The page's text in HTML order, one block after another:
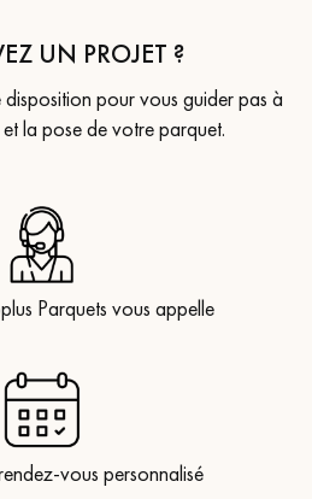
UN PROJET ?
pour vous guider pas à
la pose de votre parquet.
Parquets vous appelle
vous personnalisé